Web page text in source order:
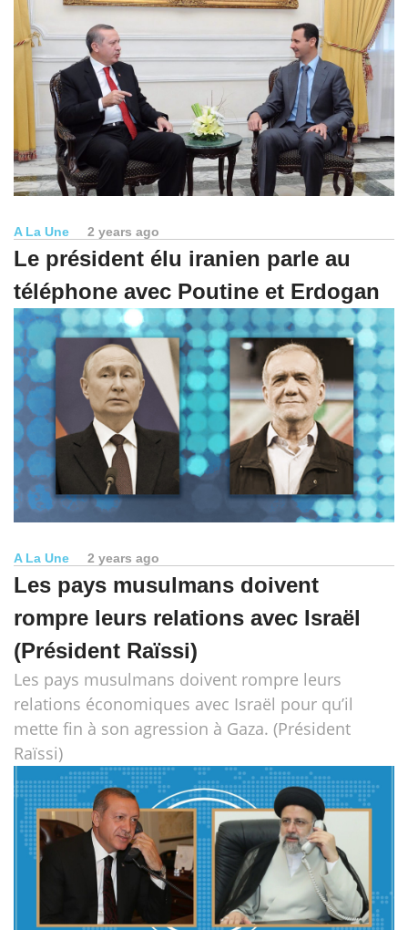
A La Une 2 years ago
Le président élu iranien parle au
téléphone avec Poutine et Erdogan
A La Une 2 years ago
Les pays musulmans doivent
rompre leurs relations avec Israël
(Président Raïssi)
Les pays musulmans doivent rompre leurs
relations économiques avec Israël pour qu’il
mette fin à son agression à Gaza. (Président
Raïssi)